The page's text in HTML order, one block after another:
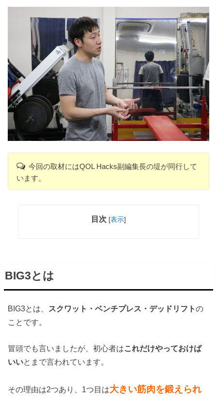
今回の取材にはQOL Hacks副編集長の堤が同行して
います。
目次 [表示]
BIG3とは
BIG3とは、 スクワット・ベンチプレス・デッドリフトの
ことです。
冒頭でも言いましたが、初心者はこれだけやっておけば
いいとまで言われています。
その理由は2つあり、1つ目は大きい筋肉を鍛えられ